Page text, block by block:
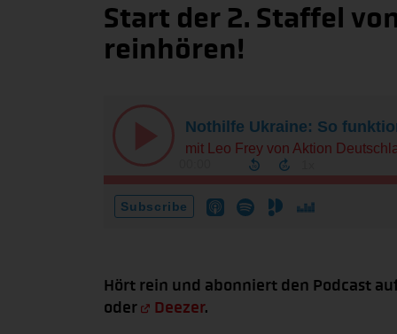
Start der 2. Staffel
reinhören!
Hört rein und abonniert den Podcast
oder
Deezer.